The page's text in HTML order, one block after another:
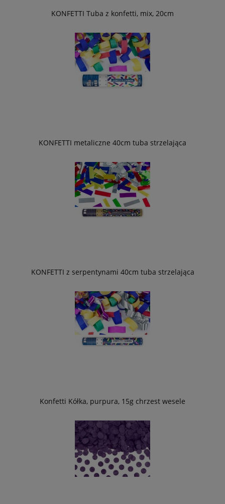
KONFETTI Tuba z konfetti, mix, 20cm
KONFETTI metaliczne 40cm tuba strzelająca
KONFETTI z serpentynami 40cm tuba strzelająca
Konfetti Kółka, purpura, 15g chrzest wesele